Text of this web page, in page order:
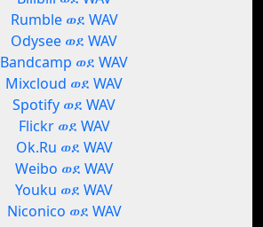
Rumble ወደ WAV
Odysee ወደ WAV
Bandcamp ወደ WAV
Mixcloud ወደ WAV
Spotify ወደ WAV
Flickr ወደ WAV
Ok.Ru ወደ WAV
Weibo ወደ WAV
Youku ወደ WAV
Niconico ወደ WAV